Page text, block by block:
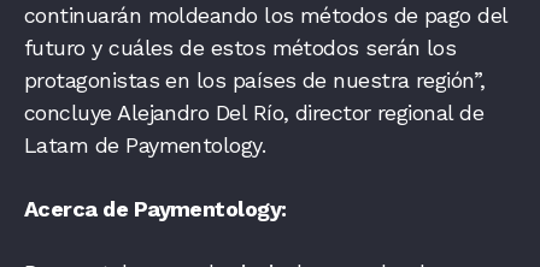
continuarán moldeando los métodos de pago del
futuro y cuáles de estos métodos serán los
protagonistas en los países de nuestra región”,
concluye Alejandro Del Río, director regional de
Latam de Paymentology.
Acerca de Paymentology: